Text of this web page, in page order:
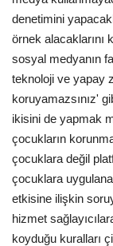
denetimini
örnek
sosyal medyanın
teknoloji ve yapay
koruyamazsınız'
ikisini de yapmak
çocukların
çocuklara değil
çocuklara
etkisine ilişkin
hizmet
koyduğu kuralları